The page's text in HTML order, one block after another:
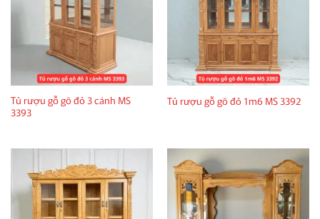
Tủ rượu gỗ gõ đỏ 3 cánh MS
3393
Tủ rượu gỗ gõ đỏ 1m6 MS 3392